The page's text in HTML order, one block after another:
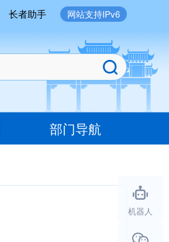
长者助手 网站支持IPv6
部门导航
机器人